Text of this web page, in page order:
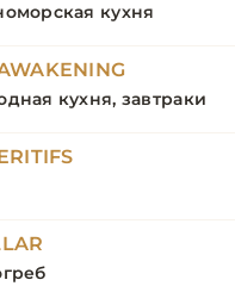
кухня
кухня, завтраки